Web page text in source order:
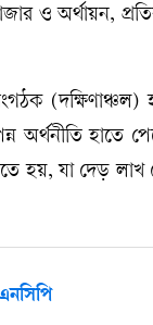
ও অর্থায়ন,
(দক্ষিণাঞ্চল)
অর্থনীতি হাতে
হয়, যা দেড় লাখ